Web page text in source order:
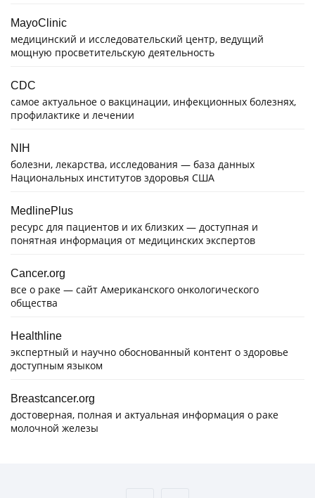
MayoClinic
медицинский и исследовательский центр, ведущий
мощную просветительскую деятельность
CDC
самое актуальное о вакцинации, инфекционных болезнях,
профилактике и лечении
NIH
болезни, лекарства, исследования — база данных
Национальных институтов здоровья США
MedlinePlus
ресурс для пациентов и их близких — доступная и
понятная информация от медицинских экспертов
Cancer.org
все о раке — сайт Американского онкологического
общества
Healthline
экспертный и научно обоснованный контент о здоровье
доступным языком
Breastcancer.org
достоверная, полная и актуальная информация о раке
молочной железы